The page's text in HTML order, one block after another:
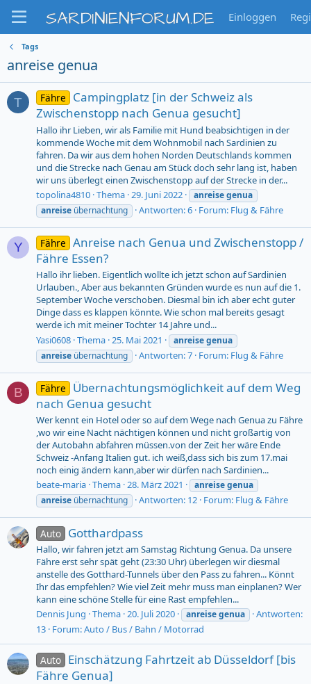
SARDINIENFORUM.DE Einloggen
Tags
anreise genua
T Fähre
Campingplatz [in der Schweiz als
Zwischenstopp nach Genua gesucht]
Hallo ihr Lieben, wir als Familie mit Hund beabsichtigen in der
kommende Woche mit dem Wohnmobil nach Sardinien zu
fahren. Da wir aus dem hohen Norden Deutschlands kommen
und die Strecke nach Genau am Stück doch sehr lang ist, haben
wir uns überlegt einen Zwischenstopp auf der Strecke in der...
topolina4810 Thema 29. Juni 2022 anreisegenua
anreise übernachtung Antworten: 6 Forum: Flug & Fähre
Y Fähre Anreise nach Genua und Zwischenstopp /
Fähre Essen?
Hallo ihr lieben. Eigentlich wollte ich jetzt schon auf Sardinien
Urlauben., Aber aus bekannten Gründen wurde es nun auf die 1.
September Woche verschoben. Diesmal bin ich aber echt guter
Dinge dass es klappen könnte. Wie schon mal bereits gesagt
werde ich mit meiner Tochter 14 Jahre und...
Yasi0608 Thema 25. Mai 2021 anreisegenua
anreise übernachtung Antworten: 7 Forum: Flug & Fähre
B Fähre
Übernachtungsmöglichkeit auf dem Weg
nach Genua gesucht
Wer kennt ein Hotel oder so auf dem Wege nach Genua zu Fähre
,wo wir eine Nacht nächtigen können und nicht großartig von
der Autobahn abfahren müssen.von der Zeit her wäre Ende
Schweiz -Anfang Italien gut. ich weiß,dass sich bis zum 17.mai
noch einig ändern kann,aber wir dürfen nach Sardinien...
beate-maria Thema 28. März 2021 anreisegenua
anreise übernachtung Antworten: 12 Forum: Flug & Fähre
Auto Gotthardpass
Hallo, wir fahren jetzt am Samstag Richtung Genua. Da unsere
Fähre erst sehr spät geht (23:30 Uhr) überlegen wir diesmal
anstelle des Gotthard-Tunnels über den Pass zu fahren... Könnt
Ihr das empfehlen? Wie viel Zeit mehr muss man einplanen? Wer
kann eine schöne Stelle für eine Rast empfehlen...
Dennis Jung Thema 20. Juli 2020 anreisegenua
Antworten:
13 Forum:Auto / Bus / Bahn / Motorrad
Auto Einschätzung Fahrtzeit ab Düsseldorf [bis
Fähre Genua]